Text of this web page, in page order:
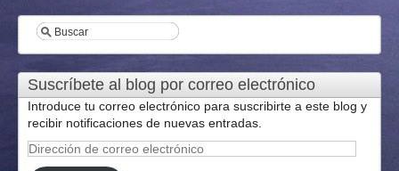
Suscríbete al blog por correo electrónico
Introduce tu correo electrónico para suscribirte a este blog y
recibir notificaciones de nuevas entradas.
Dirección